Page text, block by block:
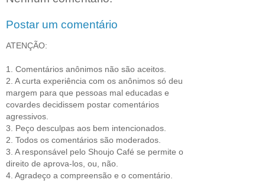
Postar um comentário
ATENÇÃO:
1. Comentários anônimos não são aceitos.
2. A curta experiência com os anônimos só deu
margem para que pessoas mal educadas e
covardes decidissem postar comentários
agressivos.
3. Peço desculpas aos bem intencionados.
2. Todos os comentários são moderados.
3. A responsável pelo Shoujo Café se permite o
direito de aprova-los, ou, não.
4. Agradeço a compreensão e o comentário.